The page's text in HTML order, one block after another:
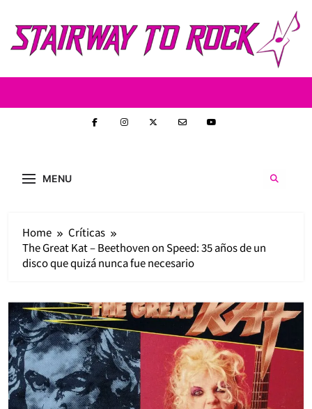
content
ofrecer contenido original, profundo y sin
MENU
Home
Críticas
The Great Kat – Beethoven on Speed: 35 años de un
disco que quizá nunca fue necesario